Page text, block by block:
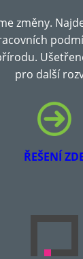
změny.
pro další
ŘEŠENÍ